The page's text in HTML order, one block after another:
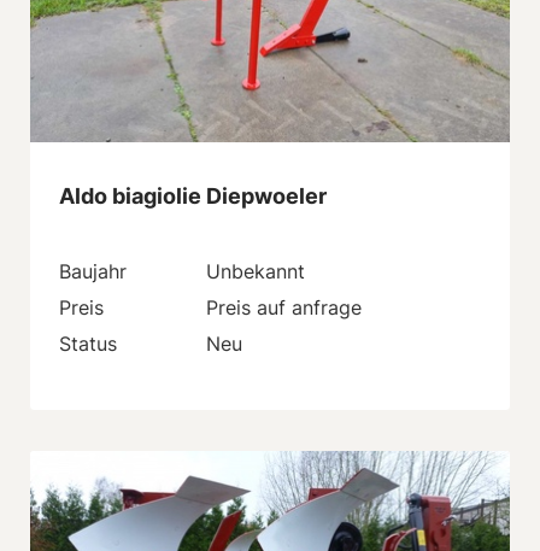
Aldo biagiolie Diepwoeler
Baujahr
Unbekannt
Preis
Preis auf anfrage
Status
Neu